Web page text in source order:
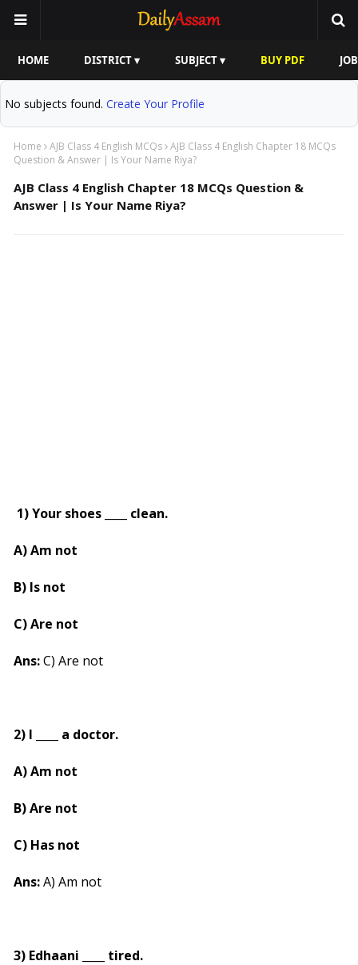
HOME DISTRICT ▾ SUBJECT ▾ BUY PDF
No subjects found. Create Your Profile
Home AJB Class 4 English MCQs AJB Class 4 English Chapter 18 MCQs
Question & Answer | Is Your Name Riya?
AJB Class 4 English Chapter 18 MCQs Question &
Answer | Is Your Name Riya?
1) Your shoes ____ clean.
A) Am not
B) Is not
C) Are not
Ans:C) Are not
2) I ____ a doctor.
A) Am not
B) Are not
C) Has not
Ans:A) Am not
3) Edhaani ____ tired.